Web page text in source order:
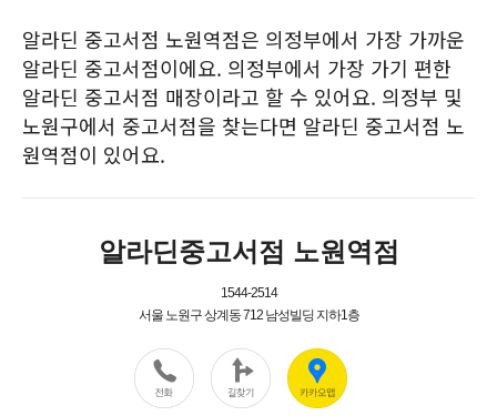
알라딘 중고서점 노원역점은 의정부에서 가장 가까운
알라딘 중고서점이에요. 의정부에서 가장 가기 편한
알라딘 중고서점 매장이라고 할 수 있어요. 의정부 및
노원구에서 중고서점을 찾는다면 알라딘 중고서점 노
원역점이 있어요.